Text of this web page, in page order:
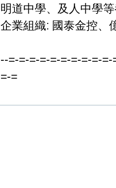
明道中學、及人中學
企業組織: 國泰金控、
--=-=-=-=-=-=-=-=-=-
=-=